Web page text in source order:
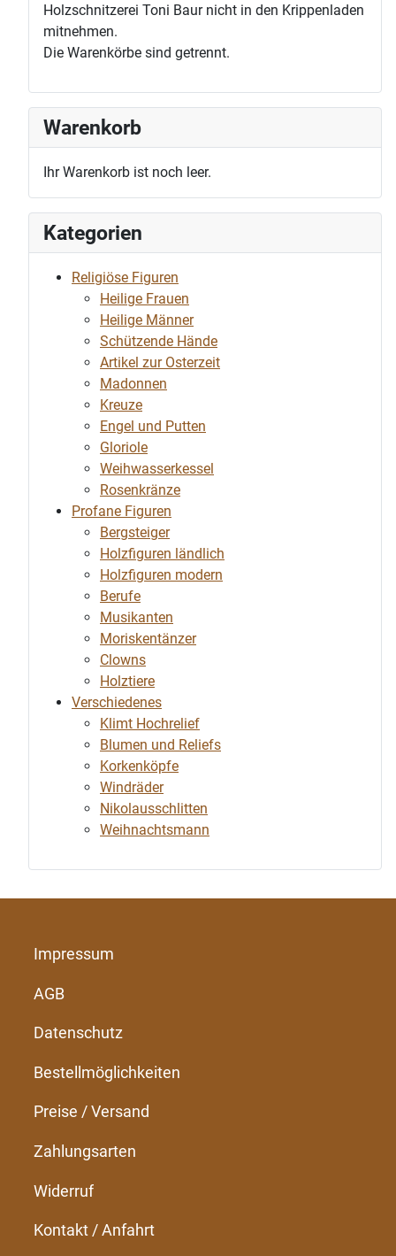
Holzschnitzerei Toni Baur nicht in den Krippenladen
mitnehmen.
Die Warenkörbe sind getrennt.
Warenkorb
Ihr Warenkorb ist noch leer.
Kategorien
Religiöse Figuren
Heilige Frauen
Heilige Männer
Schützende Hände
Artikel zur Osterzeit
Madonnen
Kreuze
Engel und Putten
Gloriole
Weihwasserkessel
Rosenkränze
Profane Figuren
Bergsteiger
Holzfiguren ländlich
Holzfiguren modern
Berufe
Musikanten
Moriskentänzer
Clowns
Holztiere
Verschiedenes
Klimt Hochrelief
Blumen und Reliefs
Korkenköpfe
Windräder
Nikolausschlitten
Weihnachtsmann
Impressum
AGB
Datenschutz
Bestellmöglichkeiten
Preise / Versand
Zahlungsarten
Widerruf
Kontakt / Anfahrt